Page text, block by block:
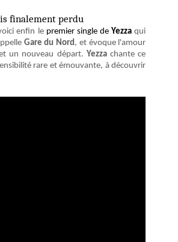
finalement perdu
enfin le premier single de Yezza qui
Gare du Nord, et évoque l'amour
un nouveau départ. Yezzachante ce
rare et émouvante, à découvrir